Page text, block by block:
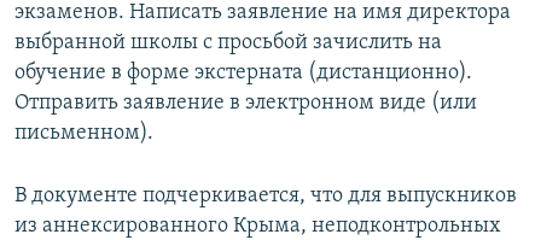
экзаменов. Написать заявление на имя директора
выбранной школы с просьбой зачислить на
обучение в форме экстерната (дистанционно).
Отправить заявление в электронном виде (или
письменном).
В документе подчеркивается, что для выпускников
из аннексированного Крыма, неподконтрольных